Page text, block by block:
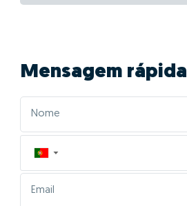
Mensagem rápida
▼